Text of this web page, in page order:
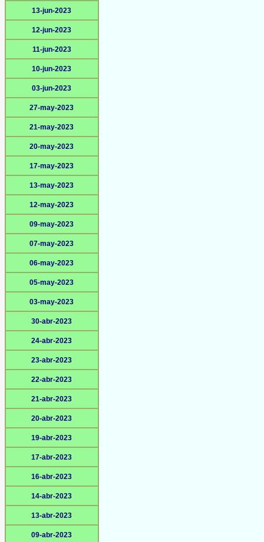
13-jun-2023
12-jun-2023
11-jun-2023
10-jun-2023
03-jun-2023
27-may-2023
21-may-2023
20-may-2023
17-may-2023
13-may-2023
12-may-2023
09-may-2023
07-may-2023
06-may-2023
05-may-2023
03-may-2023
30-abr-2023
24-abr-2023
23-abr-2023
22-abr-2023
21-abr-2023
20-abr-2023
19-abr-2023
17-abr-2023
16-abr-2023
14-abr-2023
13-abr-2023
09-abr-2023